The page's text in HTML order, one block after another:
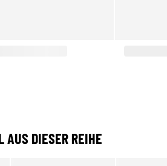
AUS DIESER REIHE